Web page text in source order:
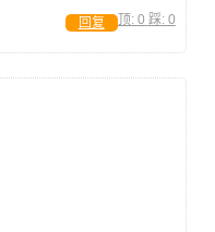
顶: 0 踩: 0
回复